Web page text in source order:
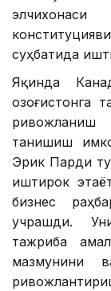
суҳбатида
Яқинда
ривожланиш
танишиш
Эрик Парди
иштирок
бизнес
учрашди.
тажриба
мазмунини